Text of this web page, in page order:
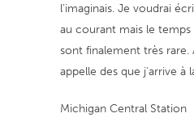
l’imaginais. Je voudrai
au courant mais le temps
sont finalement très
appelle des que j’arrive à
Michigan Central Station